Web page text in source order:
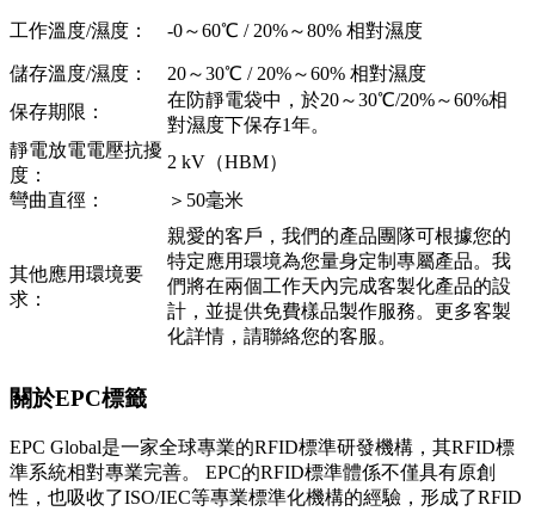
工作溫度/濕度： -0～60℃ / 20%～80% 相對濕度
儲存溫度/濕度：
20～30℃ / 20%～60% 相對濕度
保存期限：
在防靜電袋中，於20～30℃/20%～60%相
對濕度下保存1年。
靜電放電電壓抗擾
度：
2 kV（HBM）
彎曲直徑：
＞50毫米
其他應用環境要
求：
親愛的客戶，我們的產品團隊可根據您的
特定應用環境為您量身定制專屬產品。我
們將在兩個工作天內完成客製化產品的設
計，並提供免費樣品製作服務。更多客製
化詳情，請聯絡您的客服。
關於EPC標籤
EPC Global是一家全球專業的RFID標準研發機構，其RFID標
準系統相對專業完善。 EPC的RFID標準體係不僅具有原創
性，也吸收了ISO/IEC等專業標準化機構的經驗，形成了RFID